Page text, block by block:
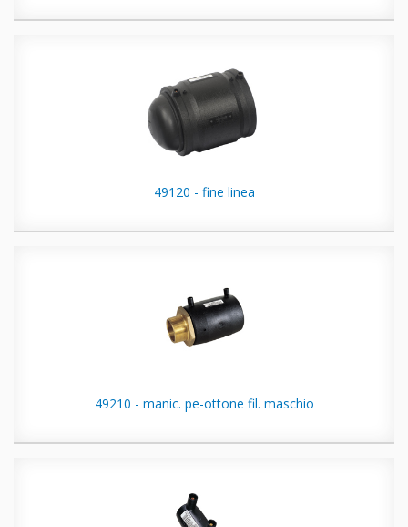
49120 - fine linea
49210 - manic. pe-ottone fil. maschio